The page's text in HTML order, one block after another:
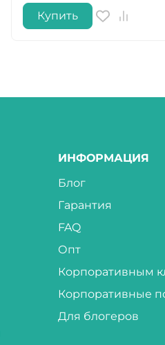
Купить
ИНФОРМАЦИЯ
Блог
Гарантия
FAQ
Опт
Корпоративным
Корпоративные
Для блогеров